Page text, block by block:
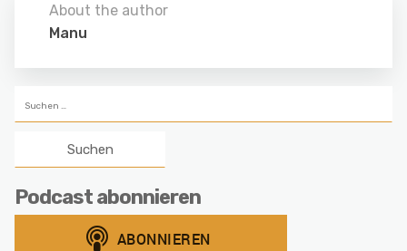
About the author
Manu
nach:
Podcast abonnieren